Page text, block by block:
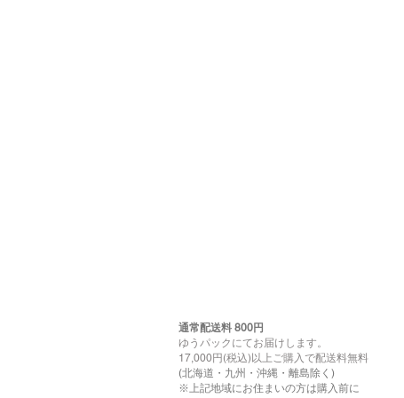
通常配送料 800円​
ゆうパックにてお届けします。
17,000円(税込)以上ご購入で配送料無料
(北海道・九州・沖縄・離島除く)
※上記地域にお住まいの方は購入前に